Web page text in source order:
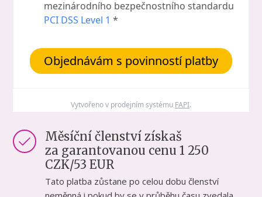
mezinárodního bezpečnostního standardu
PCI DSS Level 1 *
Objednávám s povinností platby
Vytvořeno v prodejním systému FAPI.
Měsíční členství získaš
za garantovanou cenu 1 250
CZK/53 EUR
Tato platba zůstane po celou dobu členství